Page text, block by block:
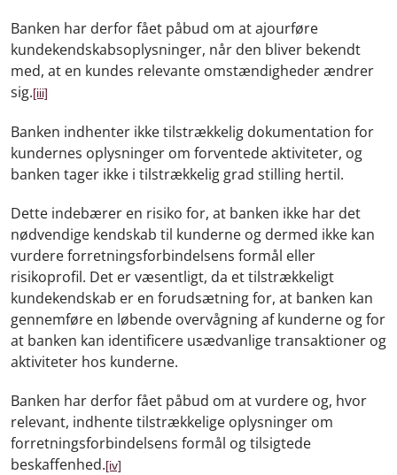
Banken har derfor fået påbud om at ajourføre
kundekendskabsoplysninger, når den bliver bekendt
med, at en kundes relevante omstændigheder ændrer
sig.[iii]
Banken indhenter ikke tilstrækkelig dokumentation for
kundernes oplysninger om forventede aktiviteter, og
banken tager ikke i tilstrækkelig grad stilling hertil.
Dette indebærer en risiko for, at banken ikke har det
nødvendige kendskab til kunderne og dermed ikke kan
vurdere forretningsforbindelsens formål eller
risikoprofil. Det er væsentligt, da et tilstrækkeligt
kundekendskab er en forudsætning for, at banken kan
gennemføre en løbende overvågning af kunderne og for
at banken kan identificere usædvanlige transaktioner og
aktiviteter hos kunderne.
Banken har derfor fået påbud om at vurdere og, hvor
relevant, indhente tilstrækkelige oplysninger om
forretningsforbindelsens formål og tilsigtede
beskaffenhed.[iv]